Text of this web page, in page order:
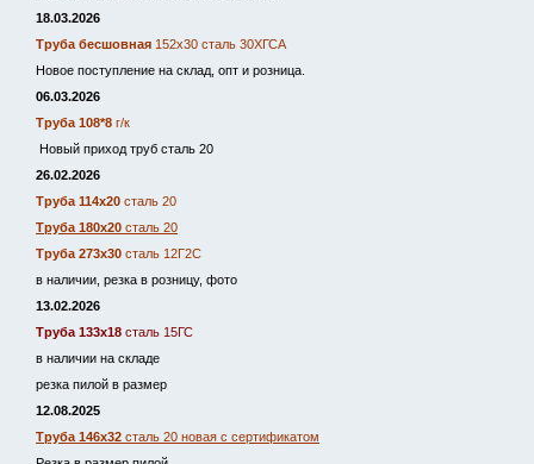
18.03.2026
Труба бесшовная 152х30 сталь 30ХГСА
Новое поступление на склад, опт и розница.
06.03.2026
Труба 108*8 г/к
Новый приход труб сталь 20
26.02.2026
Труба 114х20 сталь 20
Труба 180х20 сталь 20
Труба 273х30 сталь 12Г2С
в наличии, резка в розницу, фото
13.02.2026
Труба 133х18 сталь 15ГС
в наличии на складе
резка пилой в размер
12.08.2025
Труба 146х32 сталь 20 новая с сертификатом